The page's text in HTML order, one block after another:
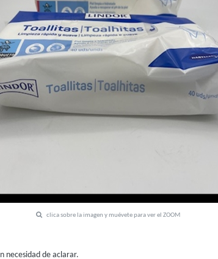
clica sobre la imagen y muévete para ver el ZOOM
necesidad de aclarar.